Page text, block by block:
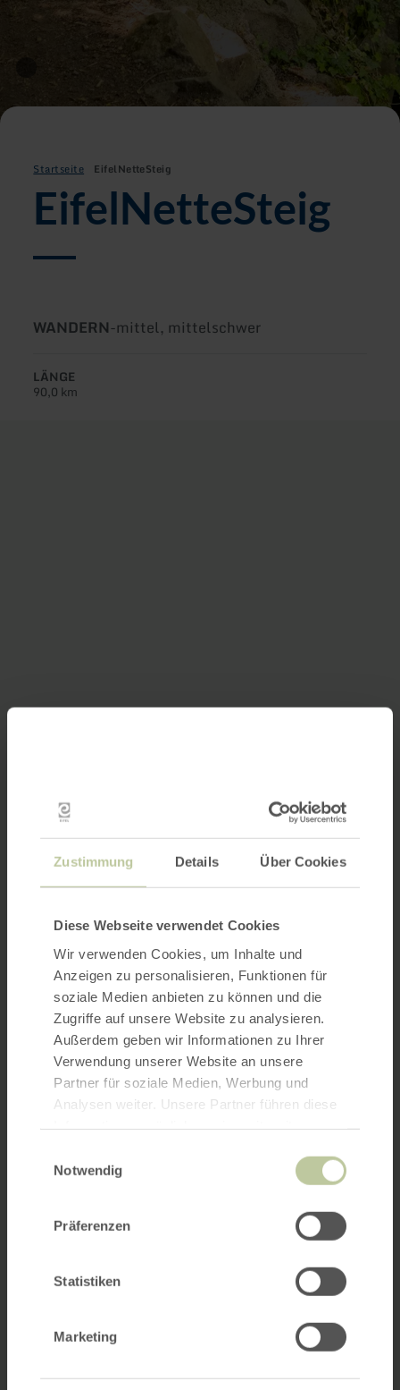
Zustimmung Details Über Cookies
Diese Webseite verwendet Cookies
Wir verwenden Cookies, um Inhalte und
Anzeigen zu personalisieren, Funktionen für
soziale Medien anbieten zu können und die
Zugriffe auf unsere Website zu analysieren.
Außerdem geben wir Informationen zu Ihrer
Verwendung unserer Website an unsere
Partner für soziale Medien, Werbung und
Analysen weiter. Unsere Partner führen diese
haben oder die sie im Rahmen Ihrer Nutzung
Notwendig
Präferenzen
Statistiken
Marketing
Startseite EifelNetteSteig
EifelNetteSteig
Art
Tour:
WANDERN-Schwierigkeit:
mittel, mittelschwer
LÄNGE
90,0 km